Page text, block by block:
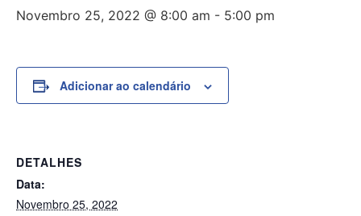
Novembro 25, 2022 @ 8:00 am - 5:00 pm
Adicionar ao calendário
DETALHES
Data:
Novembro 25, 2022